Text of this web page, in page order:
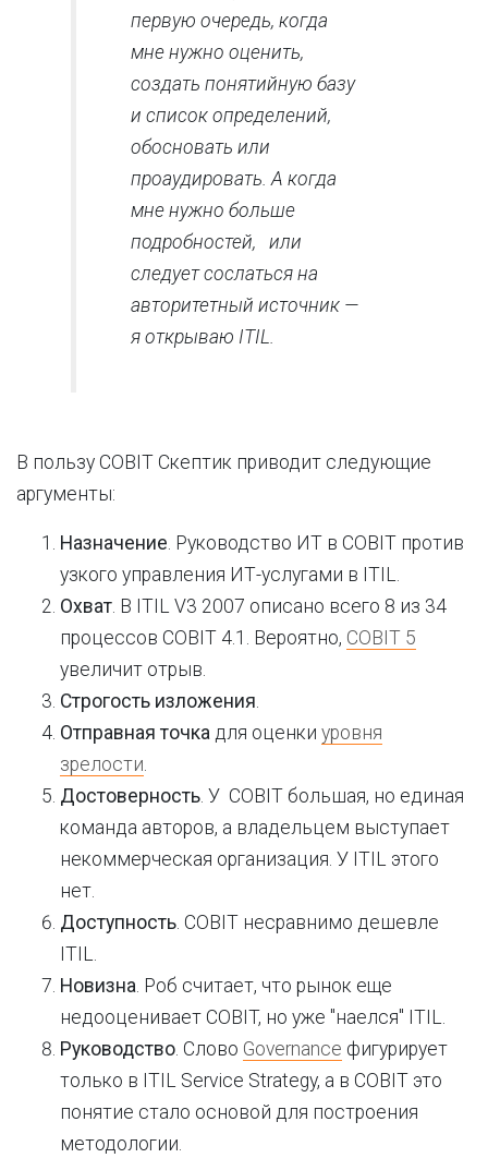
первую очередь, когда
мне нужно оценить,
создать понятийную базу
и список определений,
обосновать или
проаудировать. А когда
мне нужно больше
подробностей, или
следует сослаться на
авторитетный источник —
я открываю ITIL.
В пользу COBIT Скептик приводит следующие
аргументы:
Назначение. Руководство ИТ в COBIT против
узкого управления ИТ-услугами в ITIL.
Охват. В ITIL V3 2007 описано всего 8 из 34
процессов COBIT 4.1. Вероятно, COBIT 5
увеличит отрыв.
Строгость изложения.
Отправная точка для оценки уровня
зрелости.
Достоверность. У COBIT большая, но единая
команда авторов, а владельцем выступает
некоммерческая организация. У ITIL этого
нет.
Доступность. COBIT несравнимо дешевле
ITIL.
Новизна. Роб считает, что рынок еще
недооценивает COBIT, но уже "наелся" ITIL.
Руководство. Слово Governance фигурирует
только в ITIL Service Strategy, а в COBIT это
понятие стало основой для построения
методологии.